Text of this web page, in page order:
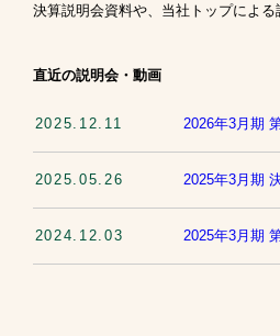
決算説明会資料や、当社トップによる
直近の説明会・動画
2025.12.11 2026年3月期
2025.05.26 2025年3月期
2024.12.03 2025年3月期